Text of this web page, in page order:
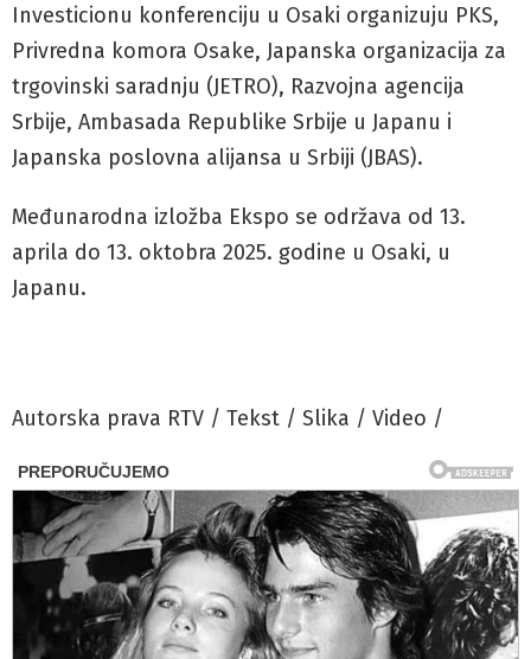
Investicionu konferenciju u Osaki organizuju PKS,
Privredna komora Osake, Japanska organizacija za
trgovinski saradnju (JETRO), Razvojna agencija
Srbije, Ambasada Republike Srbije u Japanu i
Japanska poslovna alijansa u Srbiji (JBAS).
Međunarodna izložba Ekspo se održava od 13.
aprila do 13. oktobra 2025. godine u Osaki, u
Japanu.
Autorska prava RTV / Tekst / Slika / Video /